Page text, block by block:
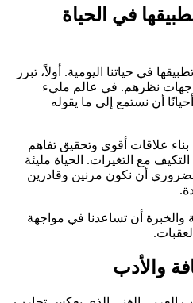
في الحياة
في حياتنا اليومية. أولاً، تبرز
وجهات نظرهم. في عالم مليء
أن نستمع إلى ما يقوله
بناء علاقات أقوى وتحقيق تفاهم
التكيف مع التغيرات. الحياة مليئة
أن نكون مرنين وقادرين
أن تساعدنا في مواجهة
والأدب